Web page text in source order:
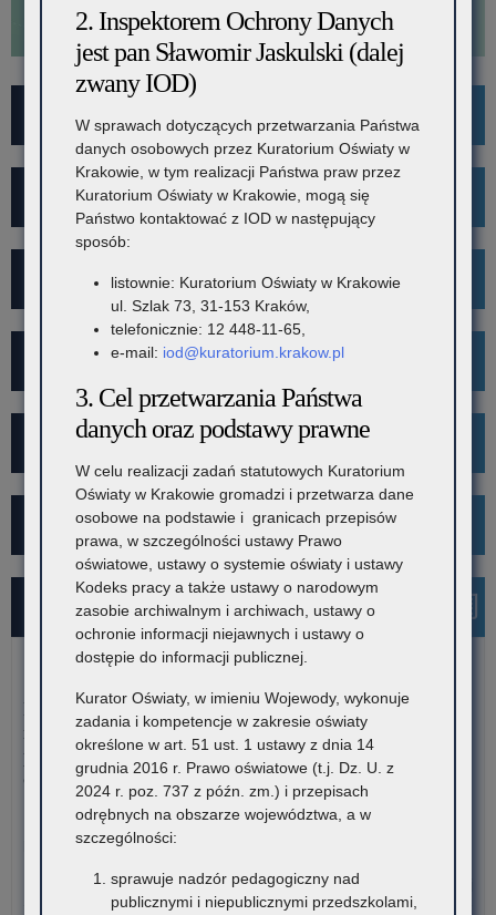
For Foreigners
Wykaz szkół i placówek
Rekrutacja
Mediacje
Projekt Kibicuj z Klasą
Kampania społeczna "Ustal z Babcią Hasło"
Najnowsze informacje
Dane ostateczne – Rządowy program pomocy uczniom
niepełnosprawnym w formie dofinansowania zakupu
podręczników, materiałów edukacyjnych i materiałów
ćwiczeniowych (wyprawka szkolna)
W związku z harmonogramem realizacji Rządowego programu
pomocy uczniom niepełnosprawnym…
2. Inspektorem Ochrony Danych
jest pan Sławomir Jaskulski (dalej
zwany IOD)
W sprawach dotyczących przetwarzania Państwa
danych osobowych przez Kuratorium Oświaty w
Krakowie, w tym realizacji Państwa praw przez
Kuratorium Oświaty w Krakowie, mogą się
Państwo kontaktować z IOD w następujący
sposób:
listownie: Kuratorium Oświaty w Krakowie
ul. Szlak 73, 31-153 Kraków,
telefonicznie: 12 448-11-65,
e-mail: iod@kuratorium.krakow.pl
3. Cel przetwarzania Państwa
danych oraz podstawy prawne
W celu realizacji zadań statutowych Kuratorium
Oświaty w Krakowie gromadzi i przetwarza dane
osobowe na podstawie i granicach przepisów
prawa, w szczególności ustawy Prawo
oświatowe, ustawy o systemie oświaty i ustawy
Kodeks pracy a także ustawy o narodowym
zasobie archiwalnym i archiwach, ustawy o
ochronie informacji niejawnych i ustawy o
dostępie do informacji publicznej.
Kurator Oświaty, w imieniu Wojewody, wykonuje
zadania i kompetencje w zakresie oświaty
określone w art. 51 ust. 1 ustawy z dnia 14
grudnia 2016 r. Prawo oświatowe (t.j. Dz. U. z
2024 r. poz. 737 z późn. zm.) i przepisach
odrębnych na obszarze województwa, a w
szczególności:
sprawuje nadzór pedagogiczny nad
publicznymi i niepublicznymi przedszkolami,